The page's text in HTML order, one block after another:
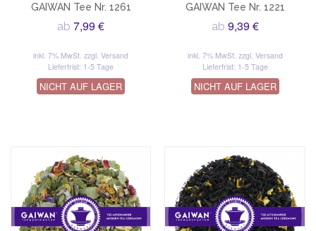
GAIWAN Tee Nr. 1261
ab7,99 €
inkl. 7% MwSt.zzgl. Versand
Lieferfrist: 1-5 Tage
NICHT AUF LAGER
GAIWAN Tee Nr. 1221
ab 9,39 €
inkl. 7% MwSt. zzgl. Versand
Lieferfrist: 1-5 Tage
NICHT AUF LAGER